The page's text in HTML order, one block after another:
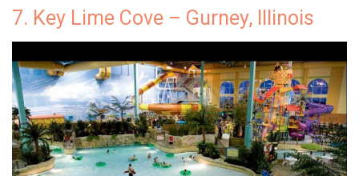
7. Key Lime Cove – Gurney, Illinois